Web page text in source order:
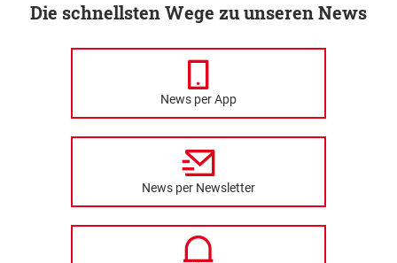
Die schnellsten Wege zu unseren News
News per App
News per Newsletter